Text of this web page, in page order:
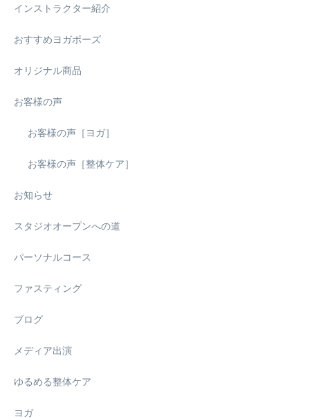
インストラクター紹介
おすすめヨガポーズ
オリジナル商品
お客様の声
お客様の声［ヨガ］
お客様の声［整体ケア］
お知らせ
スタジオオープンへの道
パーソナルコース
ファスティング
ブログ
メディア出演
ゆるめる整体ケア
ヨガ